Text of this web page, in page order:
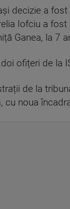
decizie a
Iofciu a
Ganea, la 7
ofițeri de la
de la
cu noua